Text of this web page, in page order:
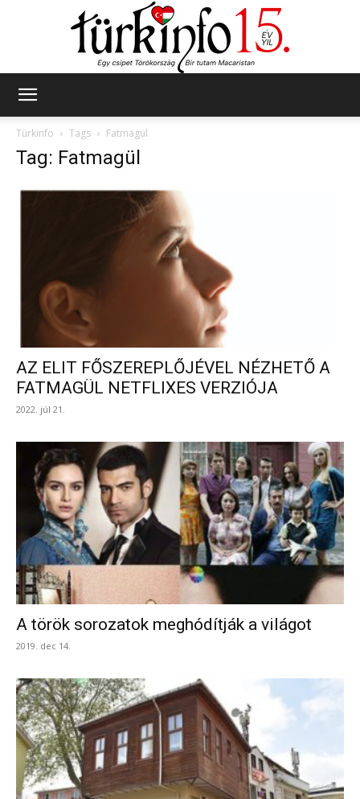
Türkinfo
Tags Fatmagül
Tag: Fatmagül
AZ ELIT FŐSZEREPLŐJÉVEL NÉZHETŐ A
FATMAGÜL NETFLIXES VERZIÓJA
2022. júl 21.
A török sorozatok meghódítják a világot
2019. dec 14.